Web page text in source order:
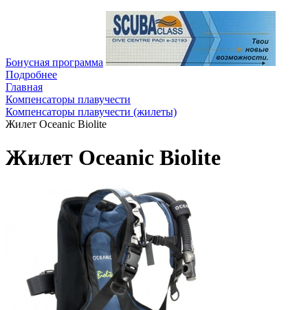
Бонусная программа
Подробнее
Главная
Компенсаторы плавучести
Компенсаторы плавучести (жилеты)
Жилет Oceanic Biolite
Жилет Oceanic Biolite